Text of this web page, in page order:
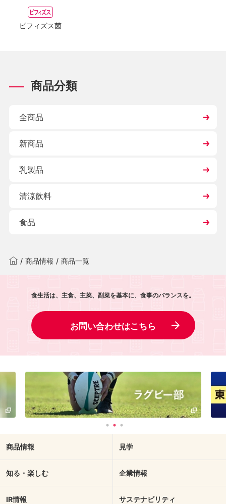
ビフィズス菌
商品分類
全商品
新商品
乳製品
清涼飲料
食品
/ 商品情報 / 商品一覧
食生活は、主食、主菜、副菜を基本に、食事のバランスを。
お問い合わせはこちら
商品情報 見学
知る・楽しむ 企業情報
IR情報 サステナビリティ